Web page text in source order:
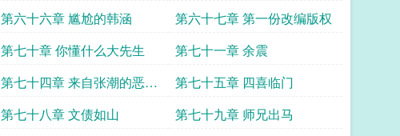
第六十六章 尴尬的韩涵
第六十七章 第一份改编版权
第七十章 你懂什么大先生
第七十一章 余震
第七十四章 来自张潮的恶毒
诅咒
第七十五章 四喜临门
第七十八章 文债如山
第七十九章 师兄出马